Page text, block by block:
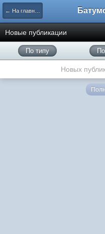
← На главную
Новые публикации
По типу
Новых